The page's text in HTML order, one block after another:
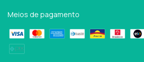
Meios de pagamento